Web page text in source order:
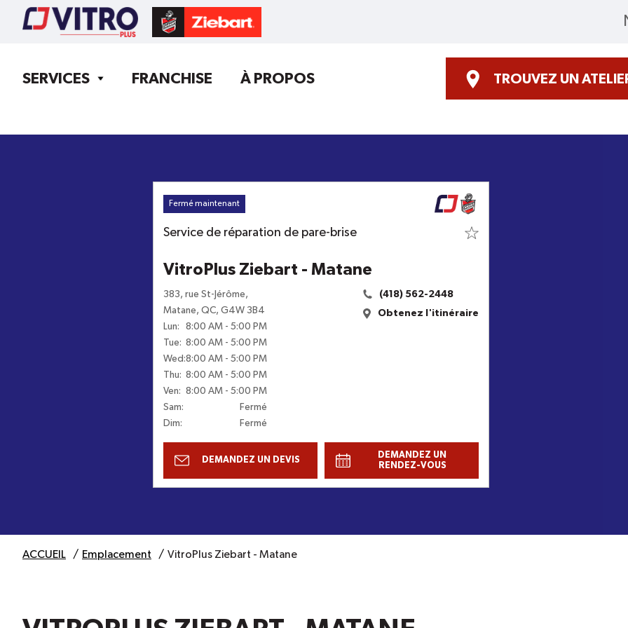
SERVICES FRANCHISE À PROPOS TROUVEZ UN
Fermé maintenant
Service de réparation de pare-brise
VitroPlus Ziebart - Matane
383, rue St-Jérôme,
Matane,QC,G4W 3B4
Lun: 8:00 AM -5:00 PM
Tue: 8:00 AM -5:00 PM
Wed :8:00 AM -5:00 PM
Thu: 8:00 AM -5:00 PM
Ven: 8:00 AM -5:00 PM
Sam:
Fermé
Dim: Fermé
(418) 562-2448
Obtenez l'itinéraire
DEMANDEZ UN DEVIS
DEMANDEZ UN
RENDEZ-VOUS
ACCUEIL
Emplacement VitroPlus Ziebart - Matane